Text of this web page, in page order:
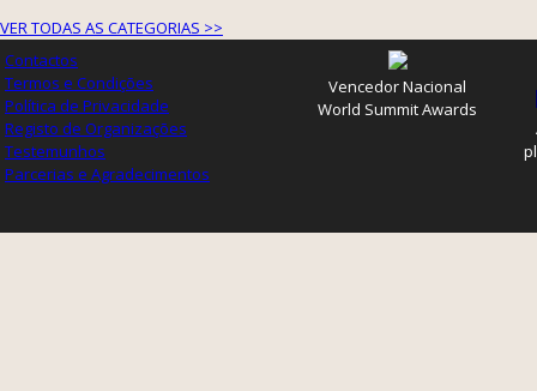
VER TODAS AS CATEGORIAS >>
Contactos
Termos e Condições
Política de Privacidade
Registo de Organizações
Testemunhos
Parcerias e Agradecimentos
Vencedor Nacional
World Summit Awards